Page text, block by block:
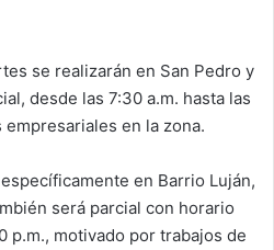
se realizarán en San Pedro y
desde las 7:30 a.m. hasta las
en la zona.
en Barrio Luján,
será parcial con horario
p.m., motivado por trabajos de